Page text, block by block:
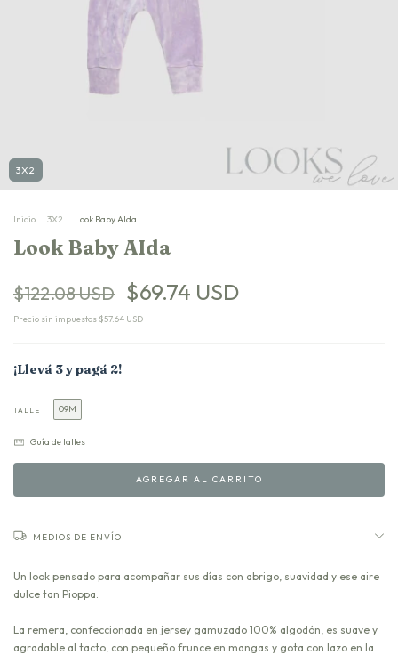
3X2
Inicio . 3X2 . Look Baby AIda
Look Baby AIda
$122.08 USD $69.74 USD
Precio sin impuestos $57.64 USD
¡Llevá 3 y pagá 2!
TALLE 09M
Guía de talles
MEDIOS DE ENVÍO
Un look pensado para acompañar sus días con abrigo, suavidad y ese aire
dulce tan Pioppa.
La remera, confeccionada en jersey gamuzado 100% algodón, es suave y
agradable al tacto, con pequeño frunce en mangas y gota con lazo en la